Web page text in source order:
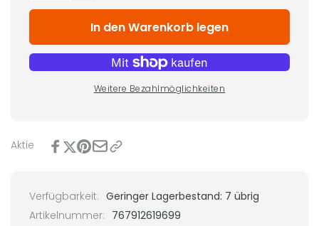
Menge
für
Standardharz
–
die
Menge
für
eSun
Standardharz
In den Warenkorb legen
Weitere Bezahlmöglichkeiten
Aktie
Verfügbarkeit: Geringer Lagerbestand: 7 übrig
Artikelnummer: 767912619699